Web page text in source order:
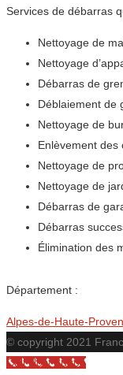
Services de débarras
Nettoyage de
Nettoyage
Débarras de
Déblaiement de
Nettoyage de
Enlèvement des
Nettoyage de
Nettoyage de
Débarras de
Débarras
Élimination des
Département :
Alpes-de-Haute-
© copyright 2021
Call Now Button